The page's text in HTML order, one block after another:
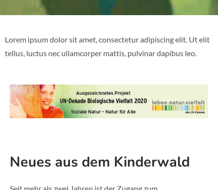
Lorem ipsum dolor sit amet, consectetur adipiscing elit. Ut elit
tellus, luctus nec ullamcorper mattis, pulvinar dapibus leo.
Neues aus dem Kinderwald